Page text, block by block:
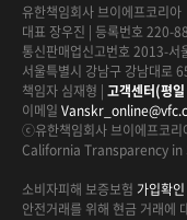
유한책임회사 브이에프코리아
대표 장우진 | 등록번호 220-
통신판매업신고번호 2013-
서울특별시 강남구 강남대로
책임자 심재형 | 고객센터(평
이메일
ⓒ유한책임회사 브이에프코
California Transparency in
소비자피해 보증보험 가입확인
안전거래를 위해 현금 거래에